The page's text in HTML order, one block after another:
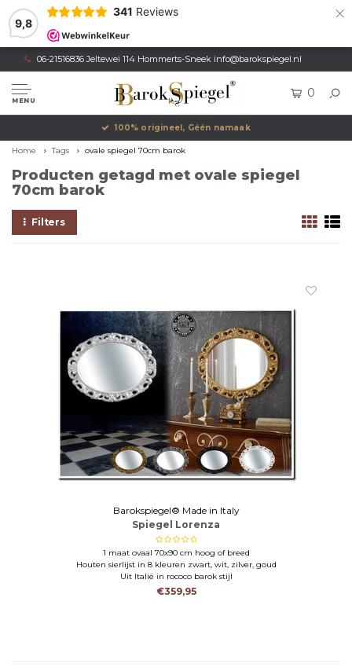
9,8
341 Reviews ×
06-21516836 Jeltewei 114 Hommerts-Sneek info@barokspiegel.nl
MENU
0
100% origineel, Géén namaak
Home Tags ovale spiegel 70cm barok
Producten getagd met ovale spiegel
70cm barok
Filters
Barokspiegel® Made in Italy
Spiegel Lorenza
1 maat ovaal 70x90 cm hoog of breed
Houten sierlijst in 8 kleuren zwart, wit, zilver, goud
Uit Italië in rococo barok stijl
€359,95